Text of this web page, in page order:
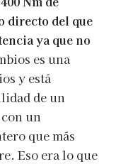
directo del que
ya que no
es una
y está
de un
un
que más
Eso era lo que